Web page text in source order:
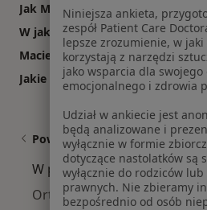
Jak Maciej Kasprzyk umawia
W jakich godzinach przyjmuje
Maciej Kasprzyk: co mówią
Jakie ubezpieczenia akceptuje
Powiązane wyszukiwania
W pobliżu Gniezna
Ortopedzi w Poznaniu
Niniejsza ankieta,
zespół Patient Care
lepsze zrozumienie, w
korzystają z narzędzi
jako wsparcia dla
emocjonalnego i zdrowia
Udział w ankiecie jest
będą analizowane i
wyłącznie w formie
dotyczące nastolatków są
wyłącznie do rodziców
prawnych. Nie zbieramy
bezpośrednio od osób